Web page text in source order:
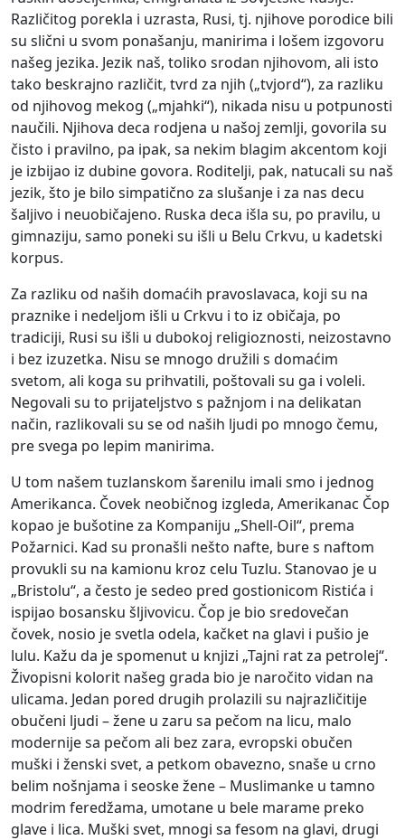
Različitog porekla i uzrasta, Rusi, tj. njihove porodice bili
su slični u svom ponašanju, manirima i lošem izgovoru
našeg jezika. Jezik naš, toliko srodan njihovom, ali isto
tako beskrajno različit, tvrd za njih („tvjord“), za razliku
od njihovog mekog („mjahki“), nikada nisu u potpunosti
naučili. Njihova deca rodjena u našoj zemlji, govorila su
čisto i pravilno, pa ipak, sa nekim blagim akcentom koji
je izbijao iz dubine govora. Roditelji, pak, natucali su naš
jezik, što je bilo simpatično za slušanje i za nas decu
šaljivo i neuobičajeno. Ruska deca išla su, po pravilu, u
gimnaziju, samo poneki su išli u Belu Crkvu, u kadetski
korpus.
Za razliku od naših domaćih pravoslavaca, koji su na
praznike i nedeljom išli u Crkvu i to iz običaja, po
tradiciji, Rusi su išli u dubokoj religioznosti, neizostavno
i bez izuzetka. Nisu se mnogo družili s domaćim
svetom, ali koga su prihvatili, poštovali su ga i voleli.
Negovali su to prijateljstvo s pažnjom i na delikatan
način, razlikovali su se od naših ljudi po mnogo čemu,
pre svega po lepim manirima.
U tom našem tuzlanskom šarenilu imali smo i jednog
Amerikanca. Čovek neobičnog izgleda, Amerikanac Čop
kopao je bušotine za Kompaniju „Shell-Oil“, prema
Požarnici. Kad su pronašli nešto nafte, bure s naftom
provukli su na kamionu kroz celu Tuzlu. Stanovao je u
„Bristolu“, a često je sedeo pred gostionicom Ristića i
ispijao bosansku šljivovicu. Čop je bio sredovečan
čovek, nosio je svetla odela, kačket na glavi i pušio je
lulu. Kažu da je spomenut u knjizi „Tajni rat za petrolej“.
Živopisni kolorit našeg grada bio je naročito vidan na
ulicama. Jedan pored drugih prolazili su najrazličitije
obučeni ljudi – žene u zaru sa pečom na licu, malo
modernije sa pečom ali bez zara, evropski obučen
muški i ženski svet, a petkom obavezno, snaše u crno
belim nošnjama i seoske žene – Muslimanke u tamno
modrim feredžama, umotane u bele marame preko
glave i lica. Muški svet, mnogi sa fesom na glavi, drugi